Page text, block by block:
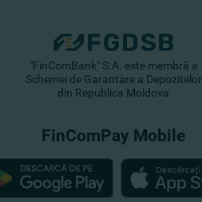
"FinComBank" S.A. este membră a
Schemei de Garantare a Depozitelor
din Republica Moldova
FinComPay Mobile